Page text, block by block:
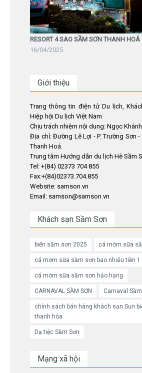
RESORT 4 SAO SẦM SƠN THANH HOÁ
16/04/2025
Giới thiệu
Trang thông tin điện tử Du lịch,
Hiệp hội Du lịch Việt Nam
Chịu trách nhiệm nội dung: Ngọc Khánh
Địa chỉ: Đường Lê Lợi - P. Trường Sơn -
Thanh Hoá.
Trung tâm Hướng dẫn du lịch Hè Sầm
Tel: +(84) 02373 704 855
Fax:+(84)02373.704.855
Website: samson.vn
Email: samson@samson.vn
Khách sạn Sầm Sơn
biển sầm sơn 2025 cá mờm sữa
cá mờm sữa sầm sơn bao nhiêu tiền 1
cá mờm sữa sầm sơn hảo hạng
CARNAVAL SẦM SƠN Carnaval
chính sách bán hàng khách sạn Sun
thanh hóa
Dạ tiệc Sầm Sơn
Mạng xã hội